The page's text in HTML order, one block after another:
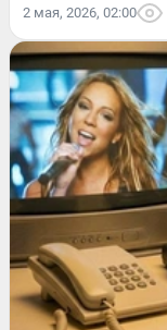
2 мая, 2026, 02:00